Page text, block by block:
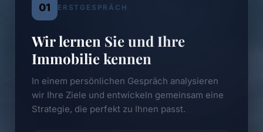
01 ERSTGESPRÄCH
Wir lernen Sie und Ihre
Immobilie kennen
In einem persönlichen Gespräch analysieren
wir Ihre Ziele und entwickeln gemeinsam eine
Strategie, die perfekt zu Ihnen passt.